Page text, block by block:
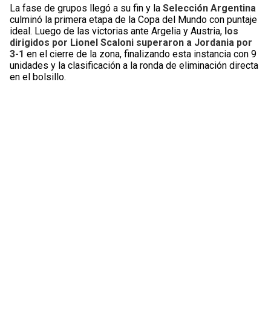
La fase de grupos llegó a su fin y laSelección Argentina
culminó la primera etapa de la Copa del Mundo con puntaje
ideal. Luego de las victorias ante Argelia y Austria, los
dirigidos por Lionel Scaloni superaron a Jordania por
3-1 en el cierre de la zona, finalizando esta instancia con 9
unidades y la clasificación a la ronda de eliminación directa
en el bolsillo.